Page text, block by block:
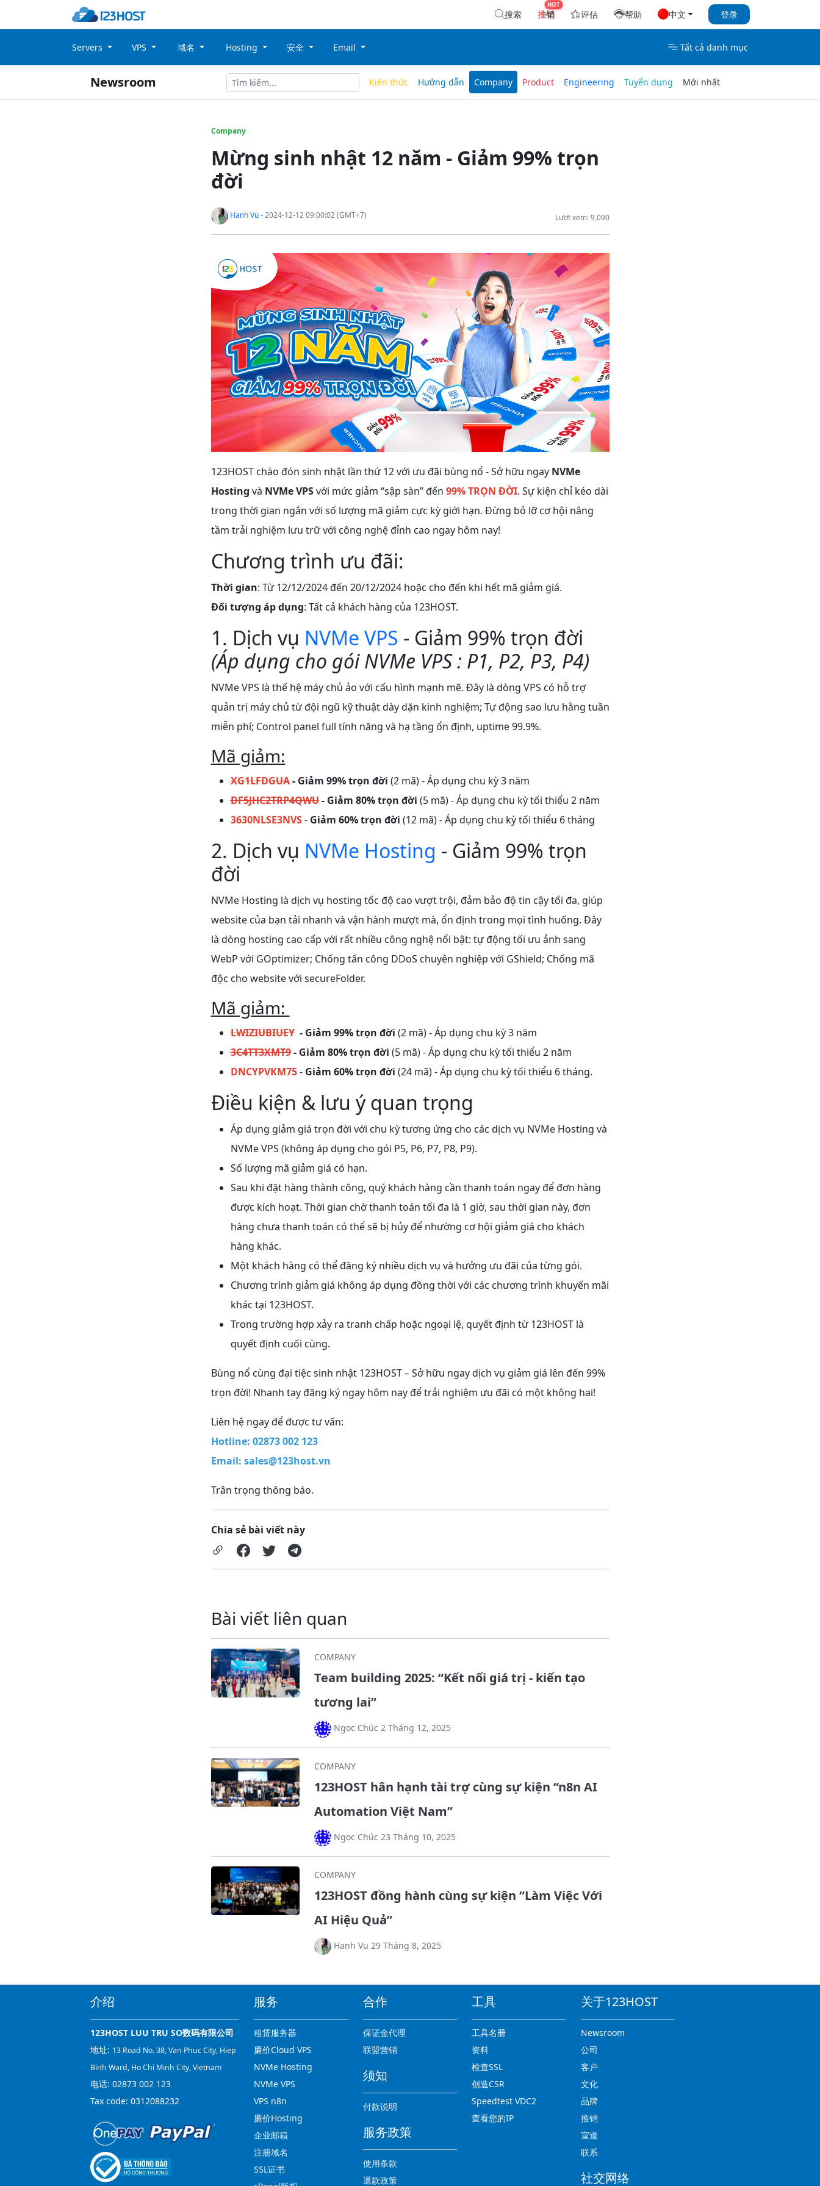
搜索 推销 评估 帮助 中文 登录
Servers VPS 域名 Hosting 安全 Email Tất cả danh mục
Newsroom Kiến thức Hướng dẫn Company Product Engineering Tuyển dụng Mới nhất
Company
Mừng sinh nhật 12 năm - Giảm 99% trọn
đời
Lượt xem: 9,090
Hanh Vu- 2024-12-12 09:00:02 (GMT+7)
123HOST chào đón sinh nhật lần thứ 12 với ưu đãi bùng nổ - Sở hữu ngay NVMe
Hosting và NVMe VPSvới mức giảm “sập sàn” đến 99% TRỌN ĐỜI. Sự kiện chỉ kéo dài
trong thời gian ngắn với số lượng mã giảm cực kỳ giới hạn. Đừng bỏ lỡ cơ hội nâng
tầm trải nghiệm lưu trữ với công nghệ đỉnh cao ngay hôm nay!
Chương trình ưu đãi:
Thời gian: Từ 12/12/2024 đến 20/12/2024 hoặc cho đến khi hết mã giảm giá.
Đối tượng áp dụng: Tất cả khách hàng của 123HOST.
1. Dịch vụ NVMe VPS - Giảm 99% trọn đời
(Áp dụng cho gói NVMe VPS : P1, P2, P3, P4)
NVMe VPS là thế hệ máy chủ ảo với cấu hình mạnh mẽ. Đây là dòng VPS có hỗ trợ
quản trị máy chủ từ đội ngũ kỹ thuật dày dặn kinh nghiệm; Tự động sao lưu hằng tuần
miễn phí; Control panel full tính năng và hạ tầng ổn định, uptime 99.9%.
Mã giảm:
XG1LFDGUA - Giảm 99% trọn đời (2 mã) - Áp dụng chu kỳ 3 năm
DF5JHC2TRP4QWU- Giảm 80% trọn đời (5 mã) - Áp dụng chu kỳ tối thiểu 2 năm
3630NLSE3NVS- Giảm 60% trọn đời (12 mã) - Áp dụng chu kỳ tối thiểu 6 tháng
2. Dịch vụ NVMe Hosting - Giảm 99% trọn
đời
NVMe Hosting là dịch vụ hosting tốc độ cao vượt trội, đảm bảo độ tin cậy tối đa, giúp
website của bạn tải nhanh và vận hành mượt mà, ổn định trong mọi tình huống. Đây
là dòng hosting cao cấp với rất nhiều công nghệ nổi bật: tự động tối ưu ảnh sang
WebP với GOptimizer; Chống tấn công DDoS chuyên nghiệp với GShield; Chống mã
độc cho website với secureFolder.
Mã giảm:
LWIZIUBIUEY - Giảm 99% trọn đời (2 mã) - Áp dụng chu kỳ 3 năm
3C4TT3XMT9- Giảm 80% trọn đời (5 mã) - Áp dụng chu kỳ tối thiểu 2 năm
DNCYPVKM75- Giảm 60% trọn đời (24 mã) - Áp dụng chu kỳ tối thiểu 6 tháng.
Điều kiện & lưu ý quan trọng
Áp dụng giảm giá trọn đời với chu kỳ tương ứng cho các dịch vụ NVMe Hosting và
NVMe VPS (không áp dụng cho gói P5, P6, P7, P8, P9).
Số lượng mã giảm giá có hạn.
Sau khi đặt hàng thành công, quý khách hàng cần thanh toán ngay để đơn hàng
được kích hoạt. Thời gian chờ thanh toán tối đa là 1 giờ, sau thời gian này, đơn
hàng chưa thanh toán có thể sẽ bị hủy để nhường cơ hội giảm giá cho khách
hàng khác.
Một khách hàng có thể đăng ký nhiều dịch vụ và hưởng ưu đãi của từng gói.
Chương trình giảm giá không áp dụng đồng thời với các chương trình khuyến mãi
khác tại 123HOST.
Trong trường hợp xảy ra tranh chấp hoặc ngoại lệ, quyết định từ 123HOST là
quyết định cuối cùng.
Bùng nổ cùng đại tiệc sinh nhật 123HOST – Sở hữu ngay dịch vụ giảm giá lên đến 99%
trọn đời! Nhanh tay đăng ký ngay hôm nay để trải nghiệm ưu đãi có một không hai!
Liên hệ ngay để được tư vấn:
Hotline: 02873 002 123
Email: sales@123host.vn
Trân trọng thông báo.
Chia sẻ bài viết này
Bài viết liên quan
COMPANY
Team building 2025: “Kết nối giá trị - kiến tạo
tương lai”
Ngọc Chúc 2 Tháng 12, 2025
COMPANY
123HOST hân hạnh tài trợ cùng sự kiện “n8n AI
Automation Việt Nam”
Ngọc Chúc 23 Tháng 10, 2025
COMPANY
123HOST đồng hành cùng sự kiện “Làm Việc Với
AI Hiệu Quả”
Hanh Vu 29 Tháng 8, 2025
介绍
123HOST LUU TRU SO数码有限公司
地址: 13 Road No. 38, Van Phuc City, Hiep
Binh Ward, Ho Chi Minh City, Vietnam
电话: 02873 002 123
Tax code: 0312088232
服务
租赁服务器
廉价Cloud VPS
NVMe Hosting
NVMe VPS
VPS n8n
廉价Hosting
企业邮箱
注册域名
SSL证书
合作
保证金代理
联盟营销
须知
付款说明
服务政策
使用条款
退款政策
工具
工具名册
资料
检查SSL
创造CSR
Speedtest VDC2
查看您的IP
关于123HOST
Newsroom
公司
客户
文化
品牌
推销
宣道
联系
社交网络